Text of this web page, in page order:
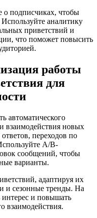
о подписчиках, чтобы
аналитику
приветствий и
что поможет повысить
работы
для
автоматического
взаимодействия новых
переходов по
A/B-
сообщений, чтобы
варианты.
адаптируя их
и сезонные тренды. На
интерес и повышать
взаимодействия.